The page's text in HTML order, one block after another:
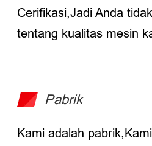
Cerifikasi,Jadi Anda
tentang kualitas mesin
Pabrik
Kami adalah